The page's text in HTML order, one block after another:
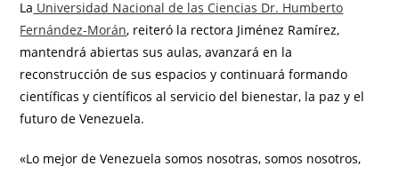
La Universidad Nacional de las Ciencias Dr. Humberto
Fernández-Morán, reiteró la rectora Jiménez Ramírez,
mantendrá abiertas sus aulas, avanzará en la
reconstrucción de sus espacios y continuará formando
científicas y científicos al servicio del bienestar, la paz y el
futuro de Venezuela.
«Lo mejor de Venezuela somos nosotras, somos nosotros,